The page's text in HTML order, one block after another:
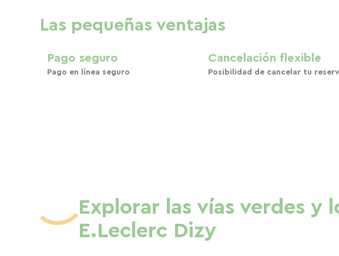
Las pequeñas ventajas
Pago seguro
Pago en línea seguro
Cancelación flexible
Posibilidad de cancelar tu
Explorar las vías verdes y
E.Leclerc Dizy